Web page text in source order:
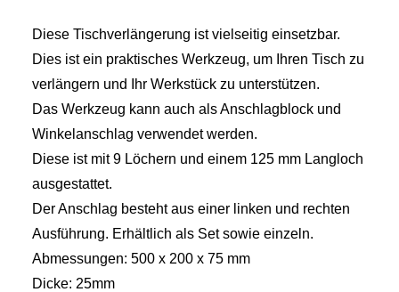
Diese Tischverlängerung ist vielseitig einsetzbar.
Dies ist ein praktisches Werkzeug, um Ihren Tisch zu
verlängern und Ihr Werkstück zu unterstützen.
Das Werkzeug kann auch als Anschlagblock und
Winkelanschlag verwendet werden.
Diese ist mit 9 Löchern und einem 125 mm Langloch
ausgestattet.
Der Anschlag besteht aus einer linken und rechten
Ausführung. Erhältlich als Set sowie einzeln.
Abmessungen: 500 x 200 x 75 mm
Dicke: 25mm